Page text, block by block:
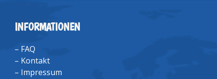
INFORMATIONEN
– FAQ
– Kontakt
– Impressum